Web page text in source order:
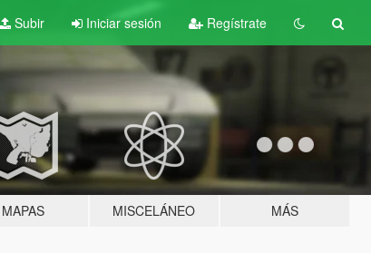
Subir Iniciar sesión Regístrate
MAPAS MISCELÁNEO MÁS